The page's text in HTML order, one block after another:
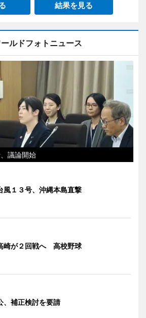
結果を見る
ールドフォトニュース
議論開始
風１３号、沖縄本島直撃
崎が２回戦へ 高校野球
、補正検討を要請